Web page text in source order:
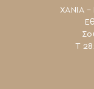
ΧΑΝΙΑ
Τ